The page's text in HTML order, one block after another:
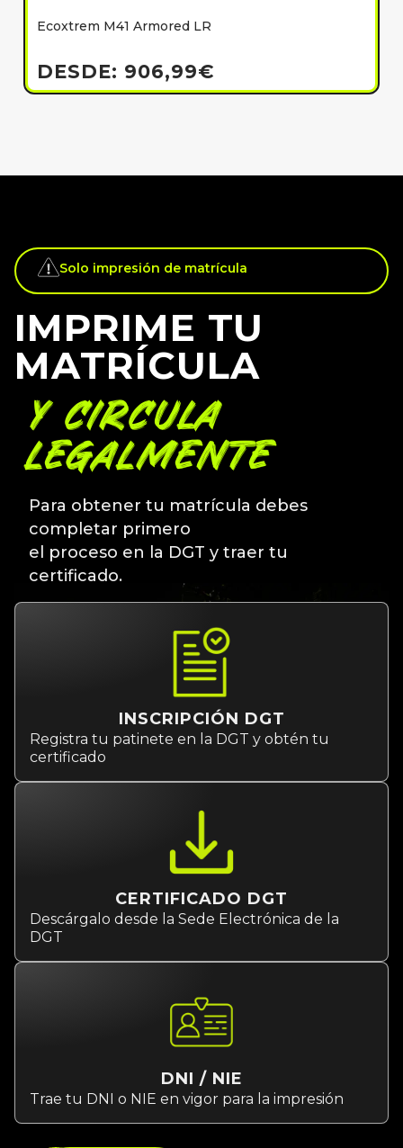
Ecoxtrem M41 Armored LR
DESDE: 906,99€
Solo impresión de matrícula
IMPRIME TU
MATRÍCULA
Y CIRCULA
LEGALMENTE
Para obtener tu matrícula debes
completar primero
el proceso en la DGT y traer tu
certificado.
INSCRIPCIÓN DGT
Registra tu patinete en la DGT y obtén tu
certificado
CERTIFICADO DGT
Descárgalo desde la Sede Electrónica de la
DGT
DNI / NIE
Trae tu DNI o NIE en vigor para la impresión